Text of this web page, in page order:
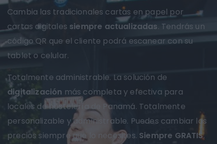
Cambia las tradicionales cartas en papel por
cartas digitales siempre actualizadas. Tendrás un
código QR que el cliente podrá escanear con su
tablet o celular.
Totalmente administrable. La solución de
digitalización más completa y efectiva para
locales de hostelería de Panamá. Totalmente
personalizable y administrable. Puedes cambiar los
precios siempre que lo necesites. Siempre GRATIS.